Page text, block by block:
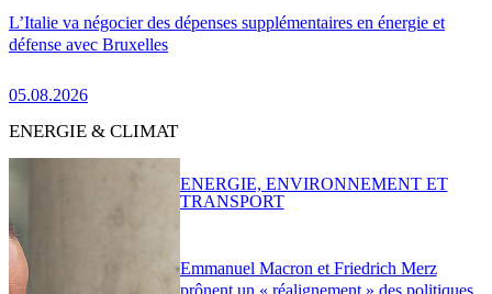
L’Italie va négocier des dépenses supplémentaires en énergie et
défense avec Bruxelles
05.08.2026
ENERGIE & CLIMAT
Emmanuel Macron et Friedrich Merz
prônent un « réalignement » des politiques
ENERGIE, ENVIRONNEMENT ET
TRANSPORT